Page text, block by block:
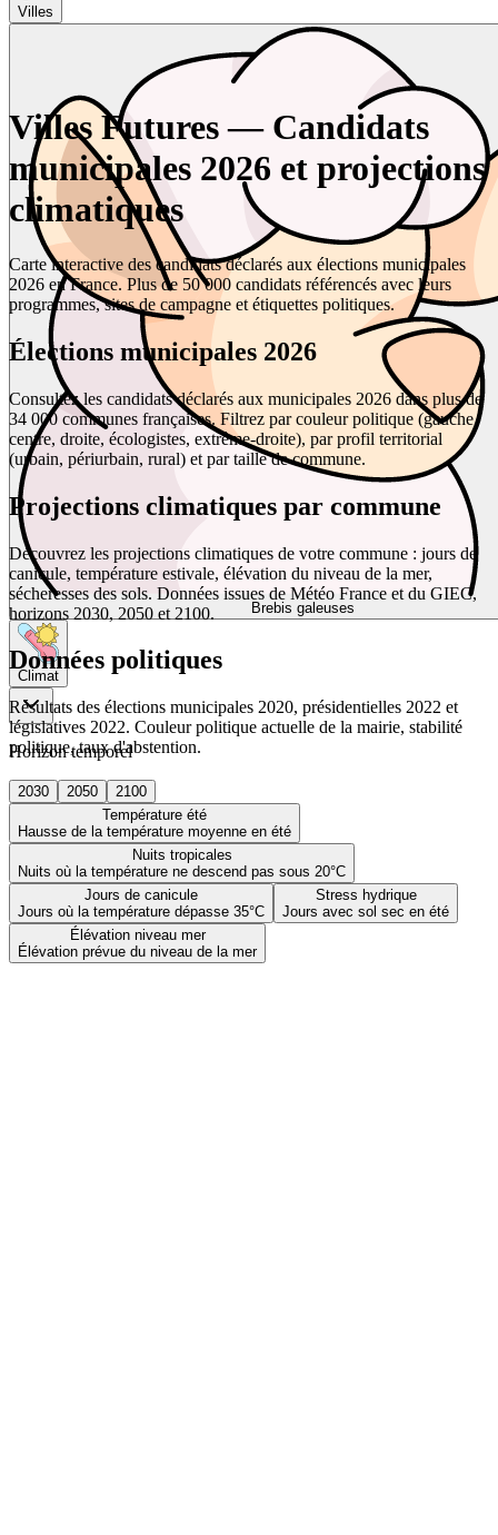
Villes
Brebis galeuses
Climat
Horizon temporel
2030 2050
2100
Température été
Hausse de la température moyenne en été
Nuits tropicales
Nuits où la température ne descend pas sous 20°C
Jours de canicule
Jours où la température dépasse 35°C
Stress hydrique
Jours avec sol sec en été
Élévation niveau mer
Élévation prévue du niveau de la mer
Villes Futures — Candidats
municipales 2026 et projections
climatiques
Carte interactive des candidats déclarés aux élections municipales
2026 en France. Plus de 50 000 candidats référencés avec leurs
programmes, sites de campagne et étiquettes politiques.
Élections municipales 2026
Consultez les candidats déclarés aux municipales 2026 dans plus de
34 000 communes françaises. Filtrez par couleur politique (gauche,
centre, droite, écologistes, extrême-droite), par profil territorial
(urbain, périurbain, rural) et par taille de commune.
Projections climatiques par commune
Découvrez les projections climatiques de votre commune : jours de
canicule, température estivale, élévation du niveau de la mer,
sécheresses des sols. Données issues de Météo France et du GIEC,
horizons 2030, 2050 et 2100.
Données politiques
Résultats des élections municipales 2020, présidentielles 2022 et
législatives 2022. Couleur politique actuelle de la mairie, stabilité
politique, taux d'abstention.